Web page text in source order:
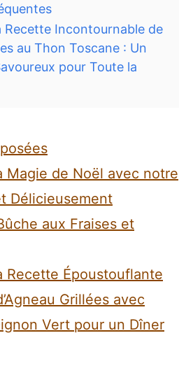
Recette Incontournable de
au Thon Toscane : Un
pour Toute la
Magie de Noël avec notre
Délicieusement
aux Fraises et
Recette Époustouflante
Grillées avec
Vert pour un Dîner